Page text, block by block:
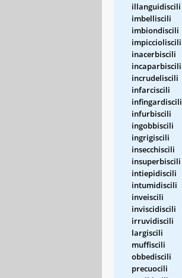
illanguidiscili
imbelliscili
imbiondiscili
impiccioliscili
inacerbiscili
incaparbiscili
incrudeliscili
infarciscili
infingardiscili
infurbiscili
ingobbiscili
ingrigiscili
insecchiscili
insuperbiscili
intiepidiscili
intumidiscili
inveiscili
inviscidiscili
irruvidiscili
largiscili
muffiscili
obbediscili
precuocili